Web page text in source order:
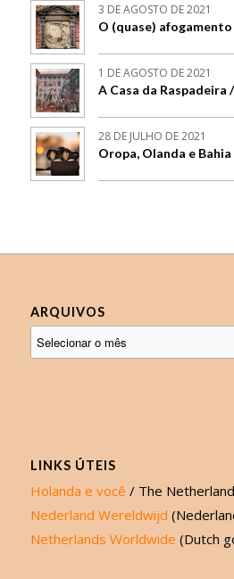
3 DE AGOSTO DE 2021
O (quase)
1 DE AGOSTO DE 2021
A Casa da Raspadeira
28 DE JULHO DE 2021
Oropa, Olanda e Bahia
ARQUIVOS
LINKS ÚTEIS
Holanda e você / The
Nederland Wereldwijd
Netherlands Worldwide (Dutch